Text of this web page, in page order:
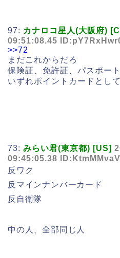
97: カナロコ星人(大阪府)
09:51:08.45
>>72
まだこれからだろ
保険証、免許証、パスポー
いずれポイントカードとし
73: みらい君(東京都) [US]
09:45:05.38
反ワク
反マインナンバーカード
反自衛隊
中の人、全部同じ人